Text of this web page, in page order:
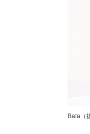
Bata（